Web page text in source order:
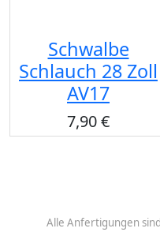
Schwalbe
Schlauch 28 Zoll
AV17
7,90 €
Alle Anfertigungen